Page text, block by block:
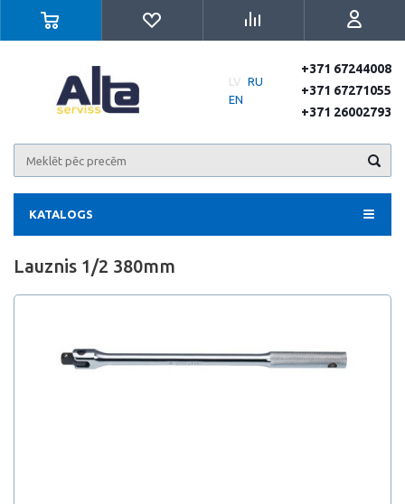
LV RU
EN
+371 67244008
+371 67271055
+371 26002793
KATALOGS
Lauznis 1/2 380mm